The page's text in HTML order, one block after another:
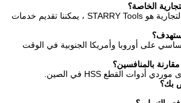
A1: نعم ، اسم العلامة التجارية هو STARRY Tools ، يمكننا تقديم خدمات
على أوروبا وأمريكا الجنوبية في الوقت